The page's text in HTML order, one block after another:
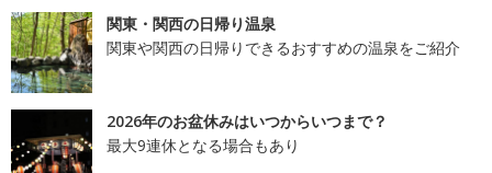
関東・関西の日帰り温泉
関東や関西の日帰りできるおすすめの温泉をご紹介
2026年のお盆休みはいつからいつまで？
最大9連休となる場合もあり